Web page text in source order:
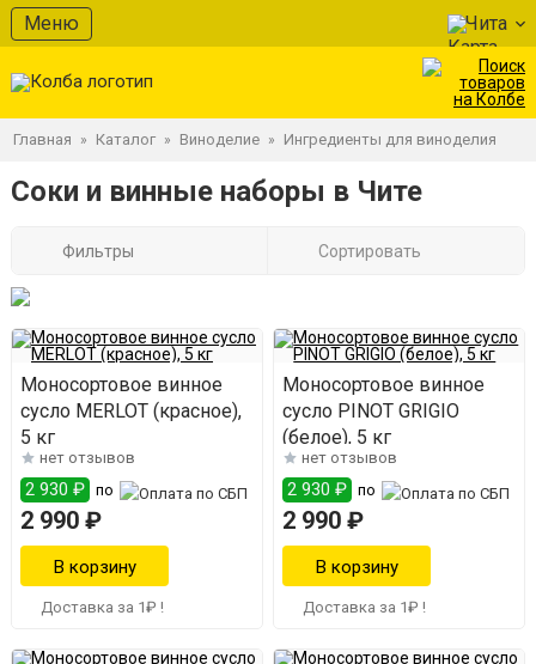
Меню Чита
Главная » Каталог » Виноделие » Ингредиенты для виноделия
Соки и винные наборы в Чите
Фильтры Сортировать
Моносортовое винное
сусло MERLOT (красное),
5 кг
нет отзывов
2 930 ₽ по
2 990 ₽
Доставка за 1₽ !
Моносортовое винное
сусло PINOT GRIGIO
(белое), 5 кг
нет отзывов
2 930 ₽ по
2 990 ₽
Доставка за 1₽ !